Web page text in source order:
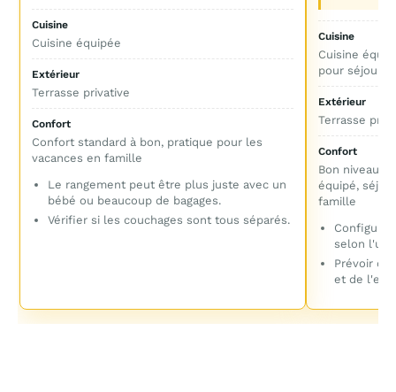
Cuisine
Cuisine
pour séjour
Extérieur
Terrasse
Confort
Bon niveau
équipé,
famille
selon
Prévoir
et de
Cuisine
Cuisine équipée
Extérieur
Terrasse privative
Confort
Confort standard à bon, pratique pour les
vacances en famille
Le rangement peut être plus juste avec un
bébé ou beaucoup de bagages.
Vérifier si les couchages sont tous séparés.